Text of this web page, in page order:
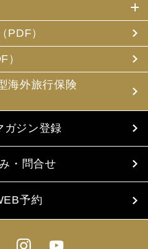
PDF）
）
海外旅行保険
ガジン登録
・問合せ
予約